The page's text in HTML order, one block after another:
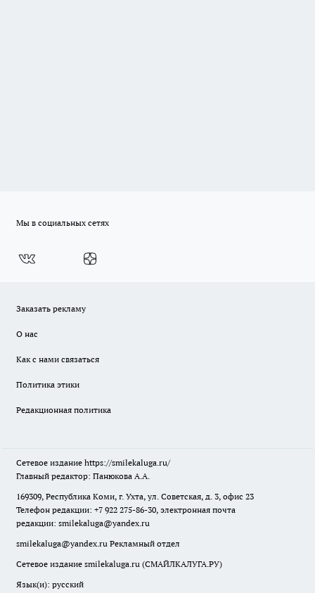
Мы в социальных сетях
Заказать рекламу
О нас
Как с нами связаться
Политика этики
Редакционная политика
Сетевое издание https://smilekaluga.ru/
Главный редактор: Панюкова А.А.
169309, Республика Коми, г. Ухта, ул. Советская, д. 3, офис 23
Телефон редакции: +7 922 275-86-30, электронная почта
редакции: smilekaluga@yandex.ru
smilekaluga@yandex.ru Рекламный отдел
Сетевое издание smilekaluga.ru (СМАЙЛКАЛУГА.РУ)
Язык(и): русский